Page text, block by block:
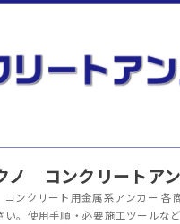
ノ コンクリートア
ンクリート用金属系アンカー 各
い。使用手順・必要施工ツールな